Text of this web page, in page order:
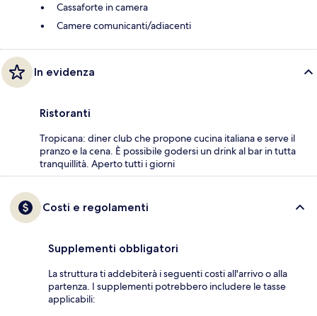
Cassaforte in camera
Camere comunicanti/adiacenti
In evidenza
Ristoranti
Tropicana: diner club che propone cucina italiana e serve il
pranzo e la cena. È possibile godersi un drink al bar in tutta
tranquillità. Aperto tutti i giorni
Costi e regolamenti
Supplementi obbligatori
La struttura ti addebiterà i seguenti costi all'arrivo o alla
partenza. I supplementi potrebbero includere le tasse
applicabili: